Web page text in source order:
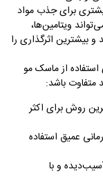
برای جذب مواد
ویتامین‌ها،
و بیشترین اثرگذاری را
از ماسک مو
متفاوت باشد:
روش برای اکثر
عمیق استفاده
و با